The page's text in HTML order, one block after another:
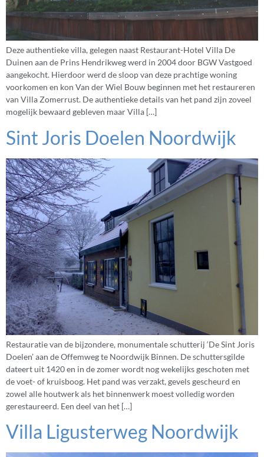
Deze authentieke villa, gelegen naast Restaurant-Hotel Villa De
Duinen aan de Prins Hendrikweg werd in 2004 door BGW Vastgoed
aangekocht. Hierdoor werd de sloop van deze prachtige woning
voorkomen en kon Van der Wiel Bouw beginnen met het restaureren
van Villa Zomerrust. De authentieke details van het pand zijn zoveel
mogelijk bewaard gebleven maar Villa […]
Sint Joris Doelen Noordwijk
Restauratie van de bijzondere, monumentale schutterij ‘De Sint Joris
Doelen’ aan de Offemweg te Noordwijk Binnen. De schuttersgilde
dateert uit 1420 en in de zomer wordt nog wekelijks geschoten met
de voet- of kruisboog. Het pand was verzakt, gevels gescheurd en
zowel alle houtwerk als het binnenwerk moest volledig worden
gerestaureerd. Een deel van het […]
Villa Ligusterweg Noordwijk